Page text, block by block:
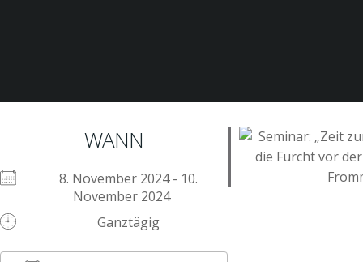
WANN
8. November 2024 - 10.
November 2024
Ganztägig